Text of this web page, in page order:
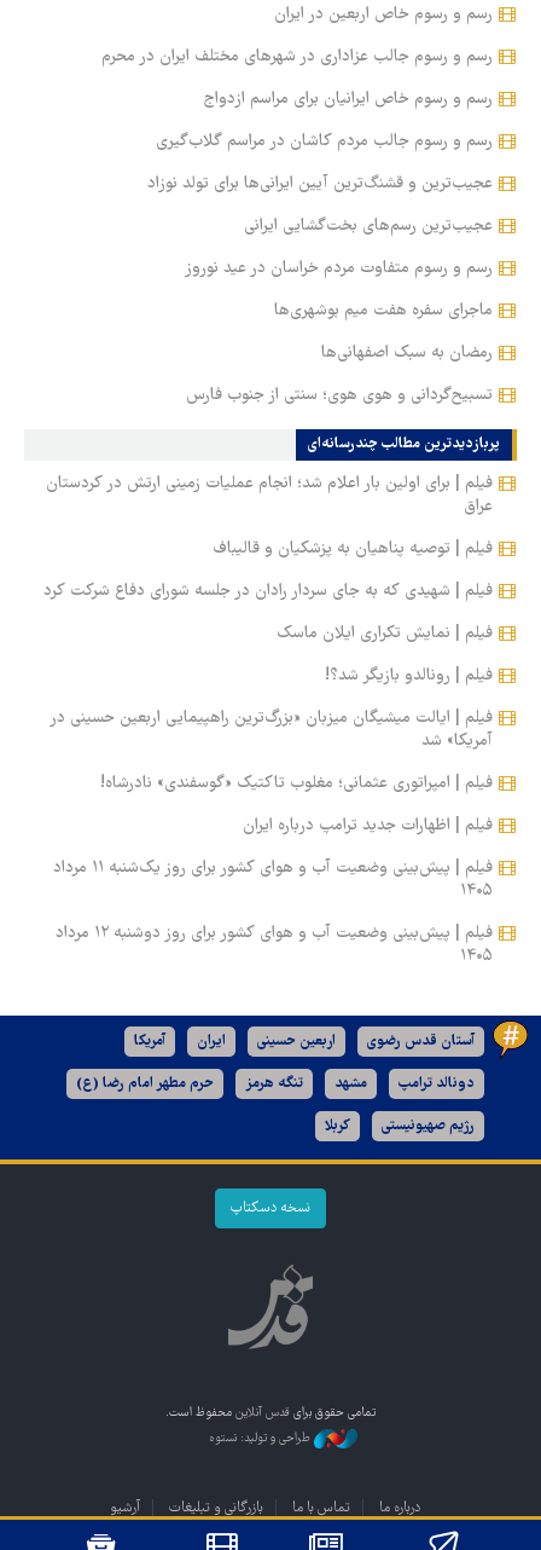
رسم و رسوم خاص اربعین در ایران
رسم و رسوم جالب عزاداری در شهرهای مختلف ایران در محرم
رسم و رسوم خاص ایرانیان برای مراسم ازدواج
رسم و رسوم جالب مردم کاشان در مراسم گلاب‌گیری
عجیب‌ترین و قشنگ‌ترین آیین‌ ایرانی‌ها برای تولد نوزاد
عجیب‌ترین رسم‌های بخت‌گشایی ایرانی
رسم و رسوم متفاوت مردم خراسان در عید نوروز
ماجرای سفره هفت میم بوشهری‌ها
رمضان به سبک اصفهانی‌ها
تسبیح‌گردانی و هوی هوی؛ سنتی از جنوب فارس
پربازدیدترین‌ مطالب چندرسانه‌ای
فیلم | برای اولین بار اعلام شد؛ انجام عملیات زمینی ارتش در کردستان
عراق
فیلم | توصیه پناهیان به پزشکیان و قالیباف
فیلم | شهیدی که به جای سردار رادان در جلسه شورای دفاع شرکت کرد
فیلم | نمایش تکراری ایلان ماسک
فیلم | رونالدو بازیگر شد؟!
فیلم | ایالت میشیگان میزبان «بزرگ‌ترین راهپیمایی اربعین حسینی در
آمریکا» شد
فیلم | امپراتوری عثمانی؛ مغلوب تاکتیک «گوسفندی» نادرشاه!
فیلم | اظهارات جدید ترامپ درباره ایران
فیلم | پیش‌بینی وضعیت آب و هوای کشور برای روز یک‌شنبه ۱۱ مرداد
۱۴۰۵
فیلم | پیش‌بینی وضعیت آب و هوای کشور برای روز دوشنبه ۱۲ مرداد
۱۴۰۵
آستان قدس رضوی اربعین حسینی ایران آمریکا
دونالد ترامپ مشهد تنگه هرمز حرم مطهر امام رضا (ع)
رژیم صهیونیستی کربلا
نسخه دسکتاپ
تمامی حقوق برای قدس آنلاین محفوظ است.
طراحی و تولید: نستوه
درباره ما تماس با ما بازرگانی و تبلیغات آرشیو